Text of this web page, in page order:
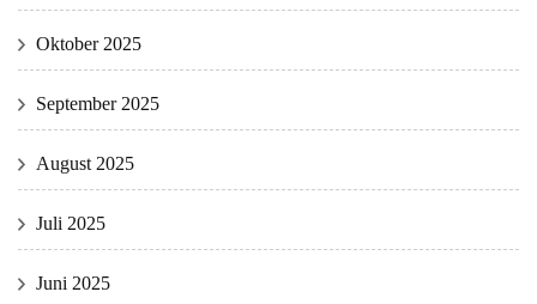
Oktober 2025
September 2025
August 2025
Juli 2025
Juni 2025